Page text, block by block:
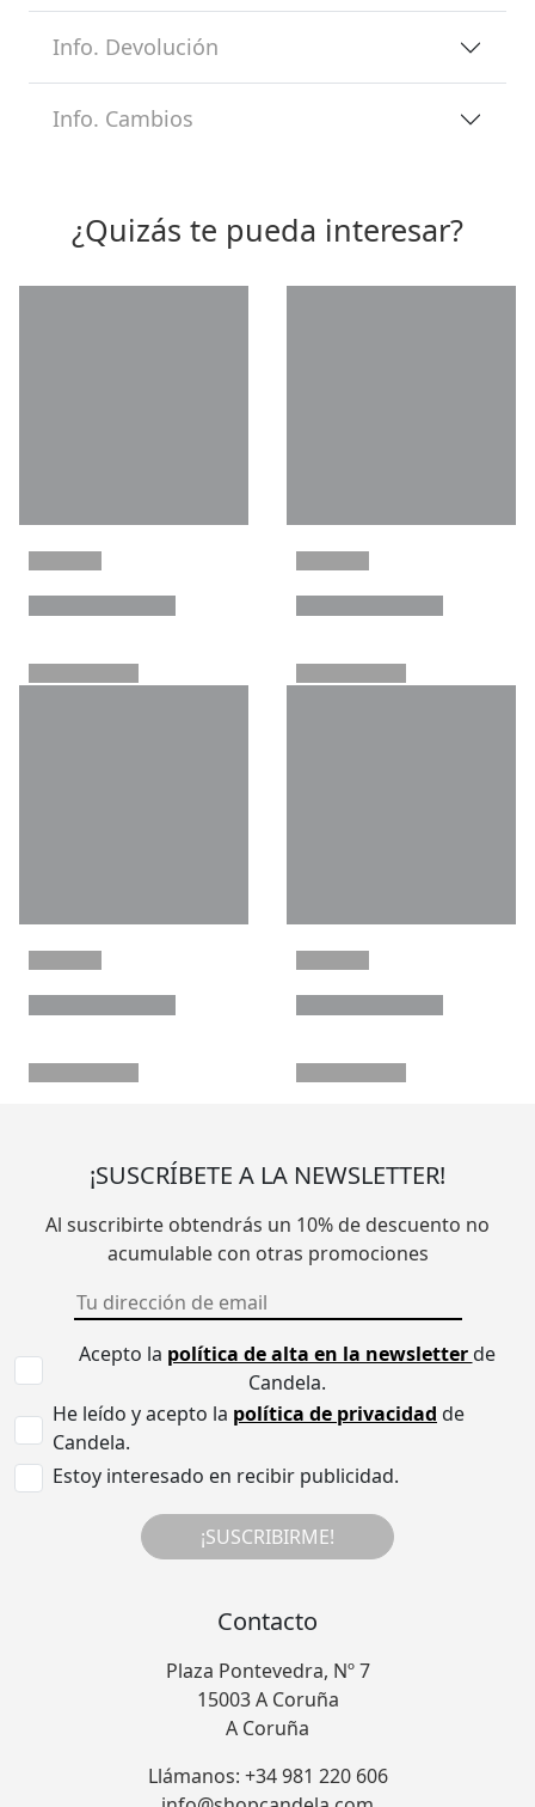
Info. Devolución
Info. Cambios
¿Quizás te pueda interesar?
¡SUSCRÍBETE A LA NEWSLETTER!
Al suscribirte obtendrás un 10% de descuento no
acumulable con otras promociones
Acepto la política de alta en la newsletterde
Candela.
He leído y acepto la política de privacidad de
Candela.
Estoy interesado en recibir publicidad.
¡SUSCRIBIRME!
Contacto
Plaza Pontevedra, Nº 7
15003 A Coruña
A Coruña
Llámanos: +34 981 220 606